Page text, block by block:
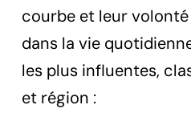
courbe et leur volonté
dans la vie
les plus influentes,
et région :